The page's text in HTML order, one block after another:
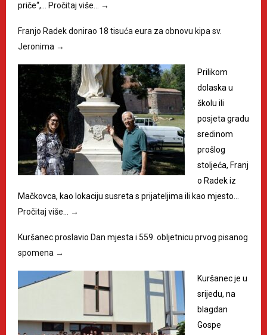
priče“,… Pročitaj više… →
Franjo Radek donirao 18 tisuća eura za obnovu kipa sv.
Jeronima →
Prilikom
dolaska u
školu ili
posjeta gradu
sredinom
prošlog
stoljeća, Franj
o Radek iz
Mačkovca, kao lokaciju susreta s prijateljima ili kao mjesto…
Pročitaj više… →
Kuršanec proslavio Dan mjesta i 559. obljetnicu prvog pisanog
spomena →
Kuršanec je u
srijedu, na
blagdan
Gospe